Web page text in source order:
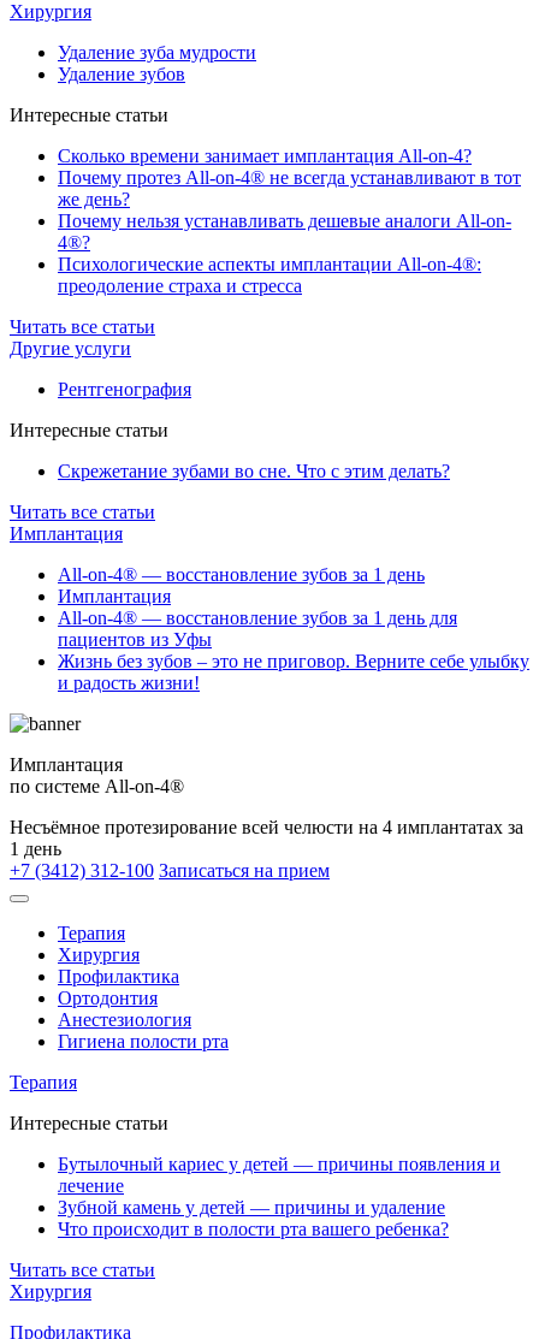
Хирургия
Удаление зуба мудрости
Удаление зубов
Интересные статьи
Сколько времени занимает имплантация All-on-4?
Почему протез All-on-4® не всегда устанавливают в тот
же день?
Почему нельзя устанавливать дешевые аналоги All-on-
4®?
Психологические аспекты имплантации All-on-4®:
преодоление страха и стресса
Читать все статьи
Другие услуги
Рентгенография
Интересные статьи
Скрежетание зубами во сне. Что с этим делать?
Читать все статьи
Имплантация
All-on-4® — восстановление зубов за 1 день
Имплантация
All-on-4® — восстановление зубов за 1 день для
пациентов из Уфы
Жизнь без зубов – это не приговор. Верните себе улыбку
и радость жизни!
Имплантация
по системе All-on-4®
Несъёмное протезирование всей челюсти на 4 имплантатах за
1 день
+7 (3412) 312-100 Записаться на прием
Терапия
Хирургия
Профилактика
Ортодонтия
Анестезиология
Гигиена полости рта
Терапия
Интересные статьи
Бутылочный кариес у детей — причины появления и
лечение
Зубной камень у детей — причины и удаление
Что происходит в полости рта вашего ребенка?
Читать все статьи
Хирургия
Профилактика